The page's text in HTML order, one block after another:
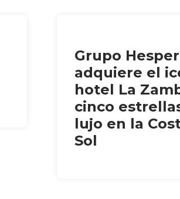
Grupo
adquiere el
hotel La
cinco
lujo en la
Sol